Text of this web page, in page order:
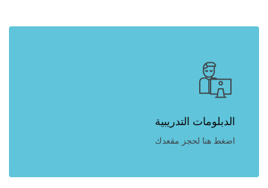
الدبلومات التدريبية
اضغط هنا لحجز مقعدك